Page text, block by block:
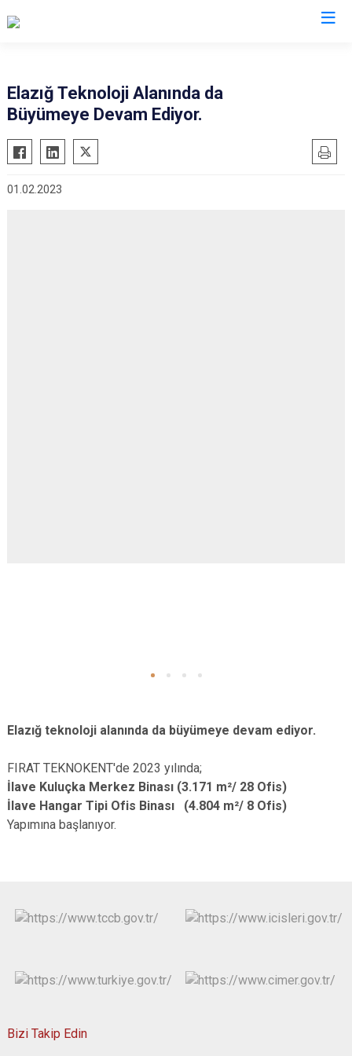
Elazığ Teknoloji Alanında da
Büyümeye Devam Ediyor.
01.02.2023
Elazığ teknoloji alanında da büyümeye devam ediyor.
FIRAT TEKNOKENT'de 2023 yılında;
İlave Kuluçka Merkez Binası (3.171 m²/ 28 Ofis)
İlave Hangar Tipi Ofis Binası (4.804 m²/ 8 Ofis)
Yapımına başlanıyor.
Bizi Takip Edin